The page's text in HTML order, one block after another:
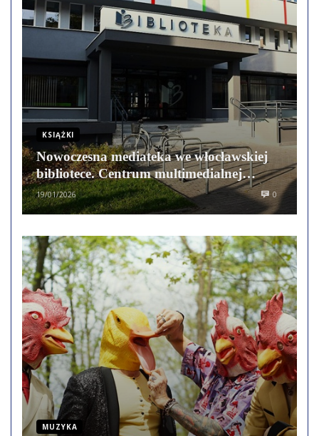
KSIĄŻKI
Nowoczesna mediateka we włocławskiej
bibliotece. Centrum multimedialnej
rozrywki i kultury
19/01/2026 0
MUZYKA